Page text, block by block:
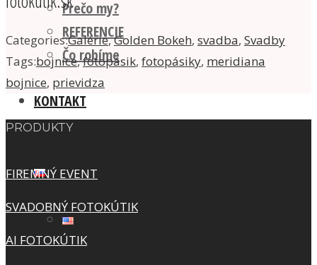
Prečo my?
REFERENCIE
Čo robíme
KONTAKT
Categories:Galérie,Golden Bokeh, svadba, Svadby
Tags:bojnice,fotopásik, fotopásiky, meridiana
bojnice, prievidza
PRODUKTY
FIREMNÝ EVENT
SVADOBNÝ FOTOKÚTIK
AI FOTOKÚTIK